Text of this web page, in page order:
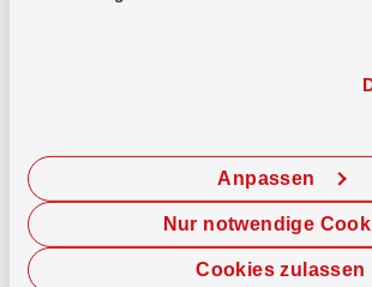
Cookies zulassen
Anpassen
Nur notwendige
Jetzt chatten